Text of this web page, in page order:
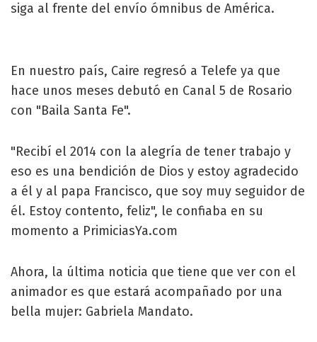
siga al frente del envío ómnibus de América.
En nuestro país, Caire regresó a Telefe ya que
hace unos meses debutó en Canal 5 de Rosario
con "Baila Santa Fe".
"Recibí el 2014 con la alegría de tener trabajo y
eso es una bendición de Dios y estoy agradecido
a él y al papa Francisco, que soy muy seguidor de
él. Estoy contento, feliz", le confiaba en su
momento a PrimiciasYa.com
Ahora, la última noticia que tiene que ver con el
animador es que estará acompañado por una
bella mujer: Gabriela Mandato.